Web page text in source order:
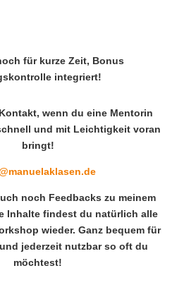
für kurze Zeit, Bonus
integriert!
wenn du eine Mentorin
und mit Leichtigkeit voran
bringt!
noch Feedbacks zu meinem
Inhalte findest du natürlich alle
wieder. Ganz bequem für
jederzeit nutzbar so oft du
möchtest!